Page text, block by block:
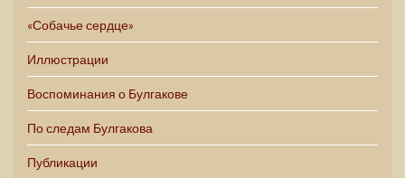
«Собачье сердце»
Иллюстрации
Воспоминания о Булгакове
По следам Булгакова
Публикации